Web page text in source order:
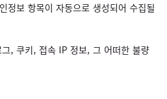
정보 항목이 자동으로 생성되어 수집될
, 쿠키, 접속 IP 정보, 그 어떠한 불량